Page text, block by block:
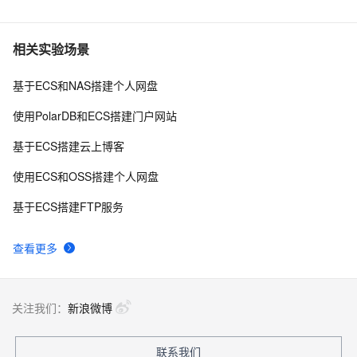
相关实验场景
查看更多
基于ECS和NAS搭建个人网盘
使用PolarDB和ECS搭建门户网站
基于ECS搭建云上博客
使用ECS和OSS搭建个人网盘
基于ECS搭建FTP服务
关注我们： 新浪微博
联系我们